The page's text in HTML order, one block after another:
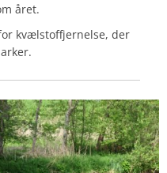
året.
kvælstoffjernelse, der